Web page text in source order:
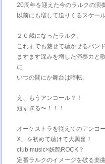
20周年を迎えた今のラルクの演
以前にも増して迫りくるスケー
２０歳になったラルク。
これまでも魅せて聴かせるバン
ますます深みを増した演奏力と
に
いつの間にか舞台は暗転。
え、もうアンコール？！
短すぎる〜！！！
オーケストラを従えてのアンコ
X」を初めて聴けて大興奮！
club music×妖艶ROCK？
定番ラルクのイメージを破る楽